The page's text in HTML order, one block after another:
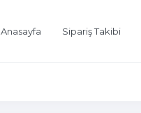
Anasayfa Sipariş Takibi